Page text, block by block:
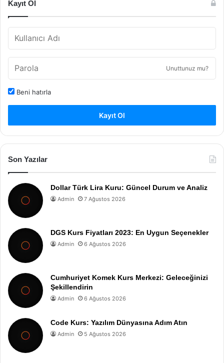
Kayıt Ol
Unuttunuz mu?
Beni hatırla
Kayıt Ol
Son Yazılar
Dollar Türk Lira Kuru: Güncel Durum ve Analiz
Admin 7 Ağustos 2026
DGS Kurs Fiyatları 2023: En Uygun Seçenekler
Admin 6 Ağustos 2026
Cumhuriyet Komek Kurs Merkezi: Geleceğinizi
Şekillendirin
Admin 6 Ağustos 2026
Code Kurs: Yazılım Dünyasına Adım Atın
Admin 5 Ağustos 2026